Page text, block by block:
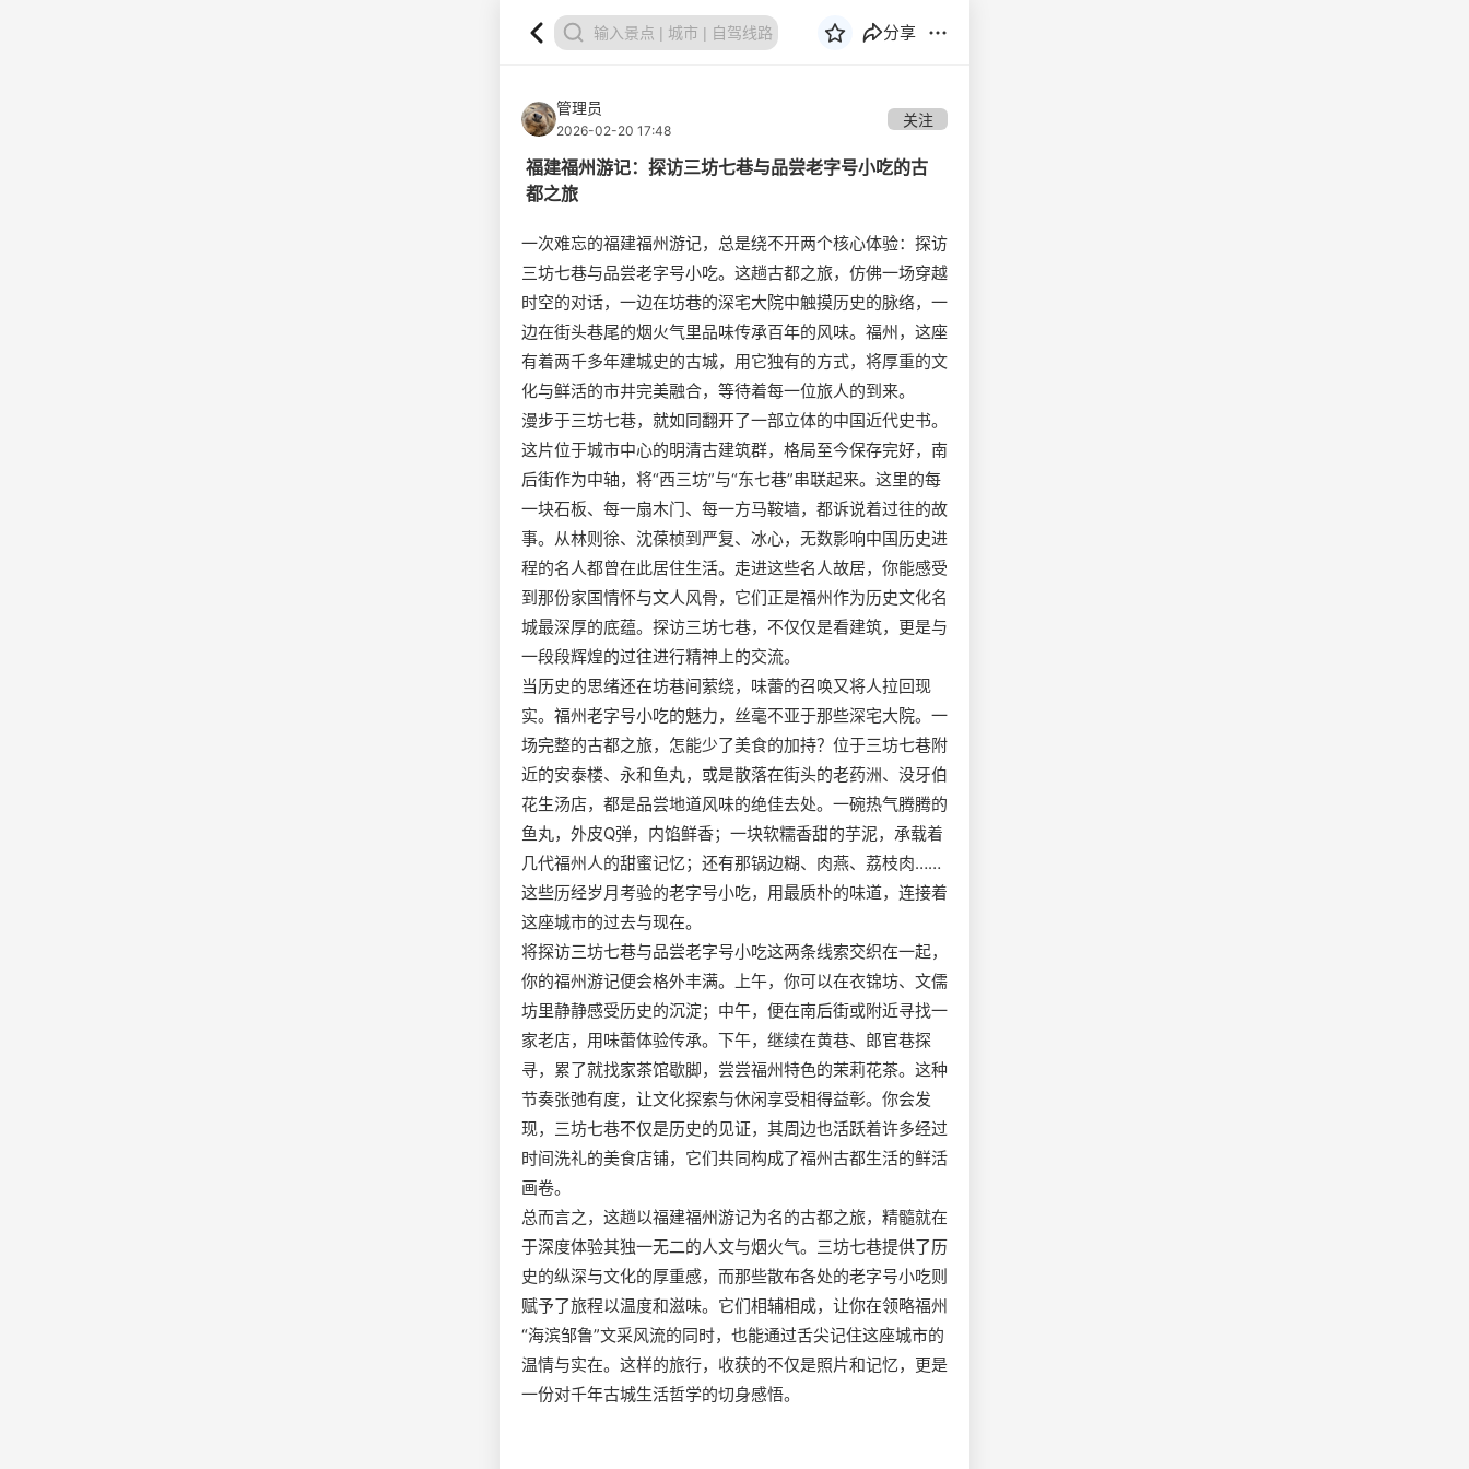
分享
管理员
2026-02-20 17:48
关注
福建福州游记：探访三坊七巷与品尝老字号小吃的古
都之旅
一次难忘的福建福州游记，总是绕不开两个核心体验：探访
三坊七巷与品尝老字号小吃。这趟古都之旅，仿佛一场穿越
时空的对话，一边在坊巷的深宅大院中触摸历史的脉络，一
边在街头巷尾的烟火气里品味传承百年的风味。福州，这座
有着两千多年建城史的古城，用它独有的方式，将厚重的文
化与鲜活的市井完美融合，等待着每一位旅人的到来。
漫步于三坊七巷，就如同翻开了一部立体的中国近代史书。
这片位于城市中心的明清古建筑群，格局至今保存完好，南
后街作为中轴，将“西三坊”与“东七巷”串联起来。这里的每
一块石板、每一扇木门、每一方马鞍墙，都诉说着过往的故
事。从林则徐、沈葆桢到严复、冰心，无数影响中国历史进
程的名人都曾在此居住生活。走进这些名人故居，你能感受
到那份家国情怀与文人风骨，它们正是福州作为历史文化名
城最深厚的底蕴。探访三坊七巷，不仅仅是看建筑，更是与
一段段辉煌的过往进行精神上的交流。
当历史的思绪还在坊巷间萦绕，味蕾的召唤又将人拉回现
实。福州老字号小吃的魅力，丝毫不亚于那些深宅大院。一
场完整的古都之旅，怎能少了美食的加持？位于三坊七巷附
近的安泰楼、永和鱼丸，或是散落在街头的老药洲、没牙伯
花生汤店，都是品尝地道风味的绝佳去处。一碗热气腾腾的
鱼丸，外皮Q弹，内馅鲜香；一块软糯香甜的芋泥，承载着
几代福州人的甜蜜记忆；还有那锅边糊、肉燕、荔枝肉……
这些历经岁月考验的老字号小吃，用最质朴的味道，连接着
这座城市的过去与现在。
将探访三坊七巷与品尝老字号小吃这两条线索交织在一起，
你的福州游记便会格外丰满。上午，你可以在衣锦坊、文儒
坊里静静感受历史的沉淀；中午，便在南后街或附近寻找一
家老店，用味蕾体验传承。下午，继续在黄巷、郎官巷探
寻，累了就找家茶馆歇脚，尝尝福州特色的茉莉花茶。这种
节奏张弛有度，让文化探索与休闲享受相得益彰。你会发
现，三坊七巷不仅是历史的见证，其周边也活跃着许多经过
时间洗礼的美食店铺，它们共同构成了福州古都生活的鲜活
画卷。
总而言之，这趟以福建福州游记为名的古都之旅，精髓就在
于深度体验其独一无二的人文与烟火气。三坊七巷提供了历
史的纵深与文化的厚重感，而那些散布各处的老字号小吃则
赋予了旅程以温度和滋味。它们相辅相成，让你在领略福州
“海滨邹鲁”文采风流的同时，也能通过舌尖记住这座城市的
温情与实在。这样的旅行，收获的不仅是照片和记忆，更是
一份对千年古城生活哲学的切身感悟。